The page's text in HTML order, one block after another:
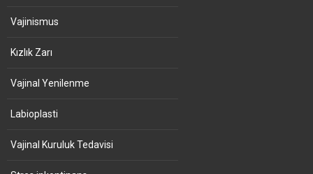
Vajinismus
Kızlık Zarı
Vajinal Yenilenme
Labioplasti
Vajinal Kuruluk Tedavisi